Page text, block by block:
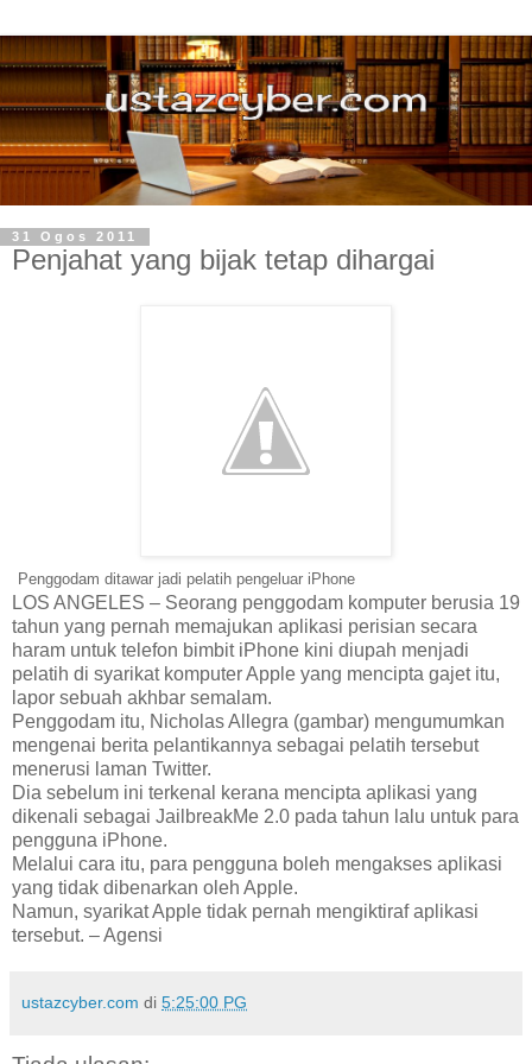
31 Ogos 2011
Penjahat yang bijak tetap dihargai
Penggodam ditawar jadi pelatih pengeluar iPhone
LOS ANGELES – Seorang penggodam komputer berusia 19
tahun yang pernah memajukan aplikasi perisian secara
haram untuk telefon bimbit iPhone kini diupah menjadi
pelatih di syarikat komputer Apple yang mencipta gajet itu,
lapor sebuah akhbar semalam.
Penggodam itu, Nicholas Allegra (gambar) mengumumkan
mengenai berita pelantikannya sebagai pelatih tersebut
menerusi laman Twitter.
Dia sebelum ini terkenal kerana mencipta aplikasi yang
dikenali sebagai JailbreakMe 2.0 pada tahun lalu untuk para
pengguna iPhone.
Melalui cara itu, para pengguna boleh mengakses aplikasi
yang tidak dibenarkan oleh Apple.
Namun, syarikat Apple tidak pernah mengiktiraf aplikasi
tersebut. – Agensi
ustazcyber.com di 5:25:00 PG